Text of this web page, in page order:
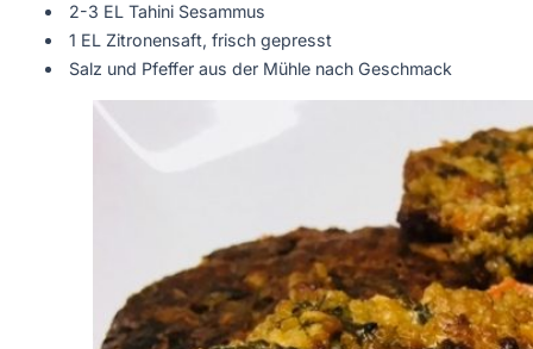
2-3 EL Tahini Sesammus
1 EL Zitronensaft, frisch gepresst
Salz und Pfeffer aus der Mühle nach Geschmack